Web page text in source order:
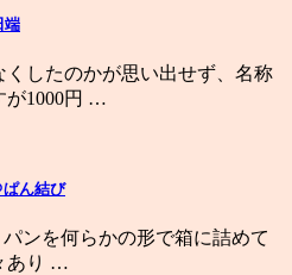
端
くしたのかが思い出せず、名称
が1000円 …
ん結び
ンを何らかの形で箱に詰めて
あり …